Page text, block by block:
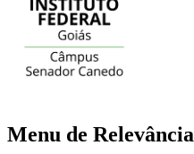
Menu de Relevância